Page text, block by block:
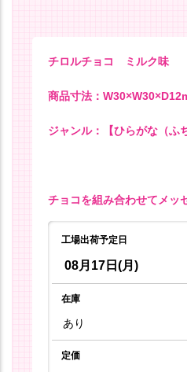
チロルチョコ ミルク味
商品寸法：
ジャンル：【ひらがな（ふ
チョコを組み合わせてメッ
工場出荷予定日
08月17日(月)
在庫
あり
定価